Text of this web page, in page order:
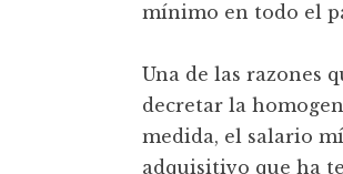
mínimo en todo el
Una de las razones
decretar la
medida, el salario
adquisitivo que ha